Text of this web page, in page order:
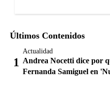
Últimos Contenidos
Actualidad
Andrea Nocetti dice por
Fernanda Samiguel en